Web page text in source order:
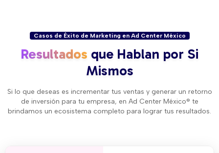
Casos de Éxito de Marketing en Ad Center México
Resultados que Hablan por Si
Mismos
Si lo que deseas es incrementar tus ventas y generar un retorno
de inversión para tu empresa, en Ad Center México® te
brindamos un ecosistema completo para lograr tus resultados.